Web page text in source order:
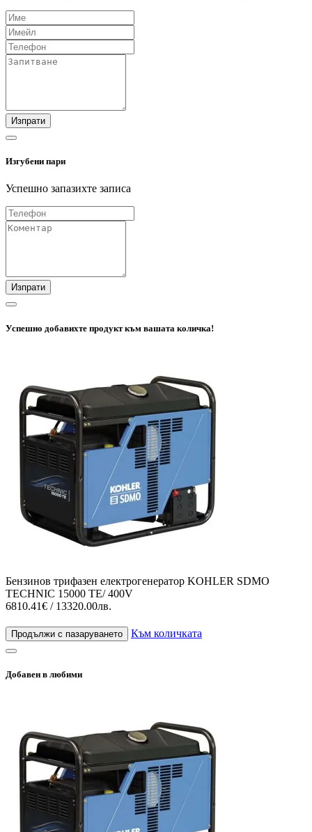
Изпрати
Изгубени пари
Успешно запазихте записа
Изпрати
Успешно добавихте продукт към вашата количка!
Бензинов трифазен електрогенератор KOHLER SDMO
TECHNIC 15000 ТЕ/ 400V
6810.41€ / 13320.00лв.
Продължи с пазаруването Към количката
Добавен в любими